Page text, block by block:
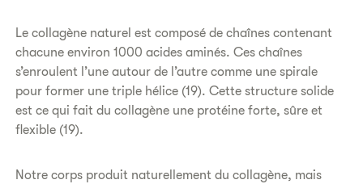
Le collagène naturel est composé de chaînes contenant
chacune environ 1000 acides aminés. Ces chaînes
s’enroulent l’une autour de l’autre comme une spirale
pour former une triple hélice (19). Cette structure solide
est ce qui fait du collagène une protéine forte, sûre et
flexible (19).
Notre corps produit naturellement du collagène, mais